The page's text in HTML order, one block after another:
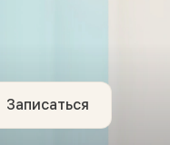
Записаться